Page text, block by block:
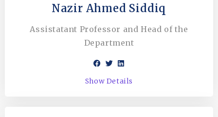
Nazir Ahmed Siddiq
Assistatant Professor and Head of the
Department
Show Details